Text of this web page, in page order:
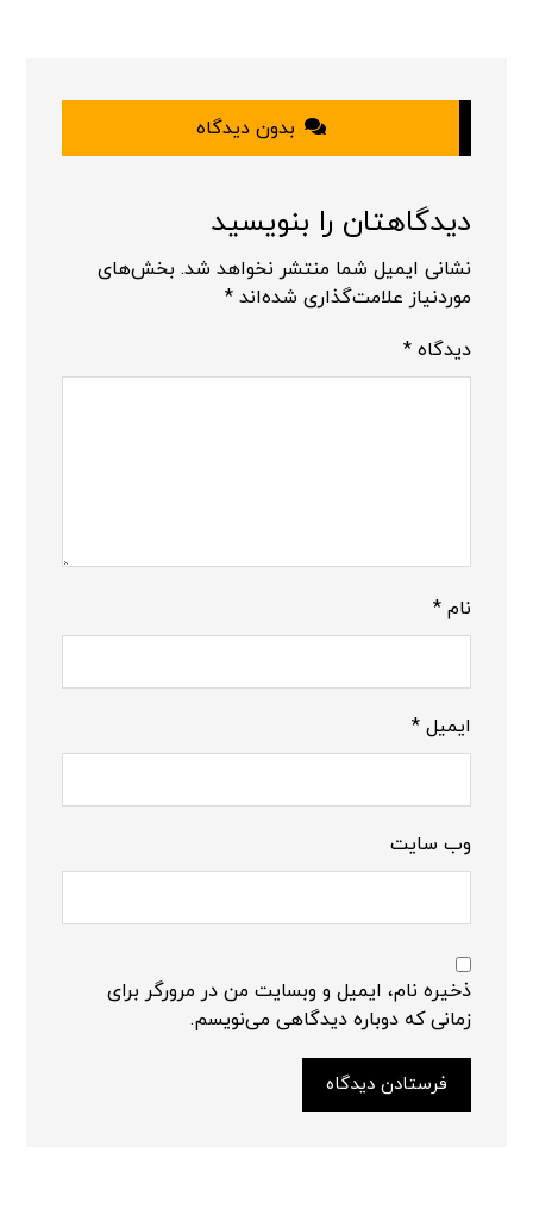
بدون دیدگاه
دیدگاهتان را بنویسید
نشانی ایمیل شما منتشر نخواهد شد. بخش‌های
موردنیاز علامت‌گذاری شده‌اند*
دیدگاه*
نام*
ایمیل*
وب‌ سایت
ذخیره نام، ایمیل و وبسایت من در مرورگر برای
زمانی که دوباره دیدگاهی می‌نویسم.
فرستادن دیدگاه